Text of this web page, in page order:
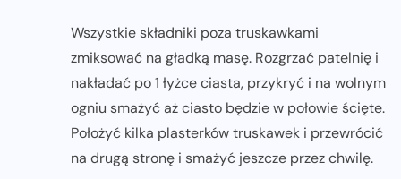
Wszystkie składniki poza truskawkami
zmiksować na gładką masę. Rozgrzać patelnię i
nakładać po 1 łyżce ciasta, przykryć i na wolnym
ogniu smażyć aż ciasto będzie w połowie ścięte.
Położyć kilka plasterków truskawek i przewrócić
na drugą stronę i smażyć jeszcze przez chwilę.